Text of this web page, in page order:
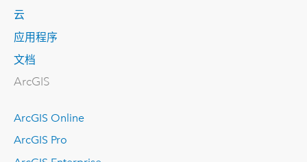
云
应用程序
文档
ArcGIS
ArcGIS Online
ArcGIS Pro